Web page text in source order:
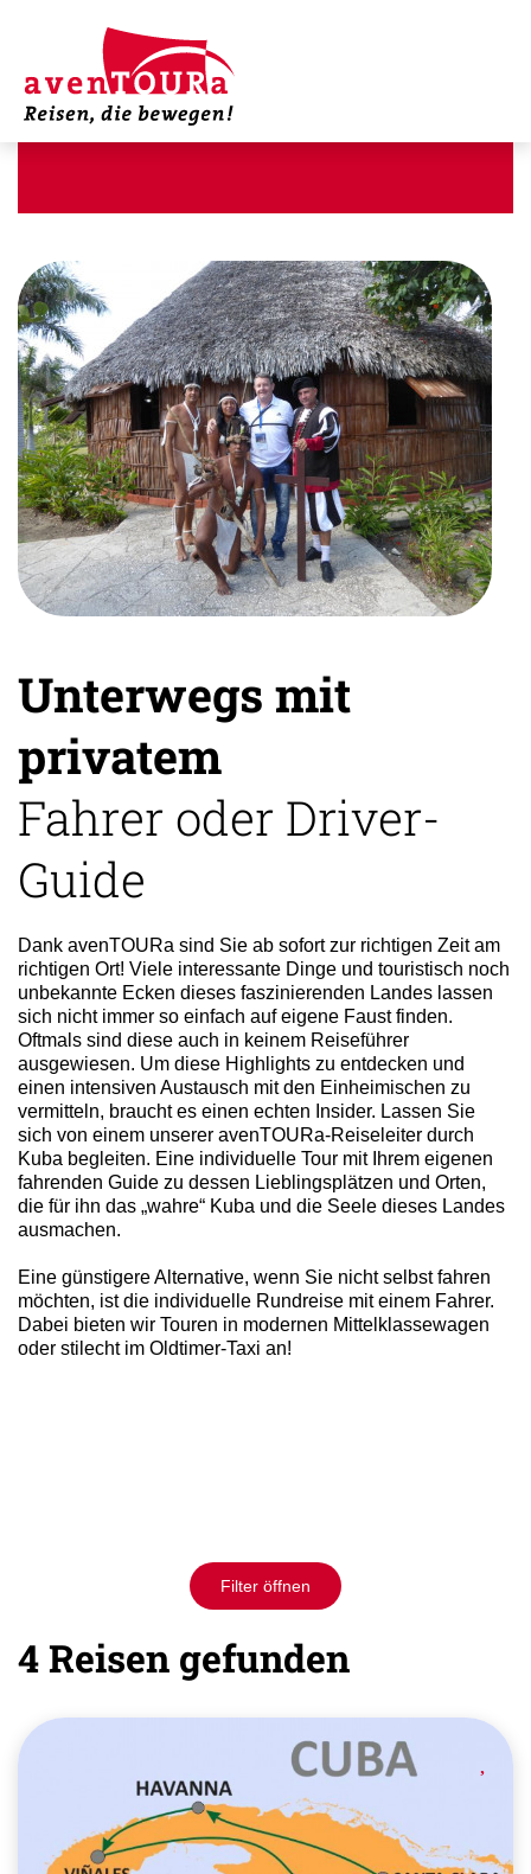
Unterwegs mit
privatem
Fahrer oder Driver-
Guide
Dank avenTOURa sind Sie ab sofort zur richtigen Zeit am
richtigen Ort! Viele interessante Dinge und touristisch noch
unbekannte Ecken dieses faszinierenden Landes lassen
sich nicht immer so einfach auf eigene Faust finden.
Oftmals sind diese auch in keinem Reiseführer
ausgewiesen. Um diese Highlights zu entdecken und
einen intensiven Austausch mit den Einheimischen zu
vermitteln, braucht es einen echten Insider. Lassen Sie
sich von einem unserer avenTOURa-Reiseleiter durch
Kuba begleiten. Eine individuelle Tour mit Ihrem eigenen
fahrenden Guide zu dessen Lieblingsplätzen und Orten,
die für ihn das „wahre“ Kuba und die Seele dieses Landes
ausmachen.
Eine günstigere Alternative, wenn Sie nicht selbst fahren
möchten, ist die individuelle Rundreise mit einem Fahrer.
Dabei bieten wir Touren in modernen Mittelklassewagen
oder stilecht im Oldtimer-Taxi an!
Filter öffnen
4 Reisen gefunden